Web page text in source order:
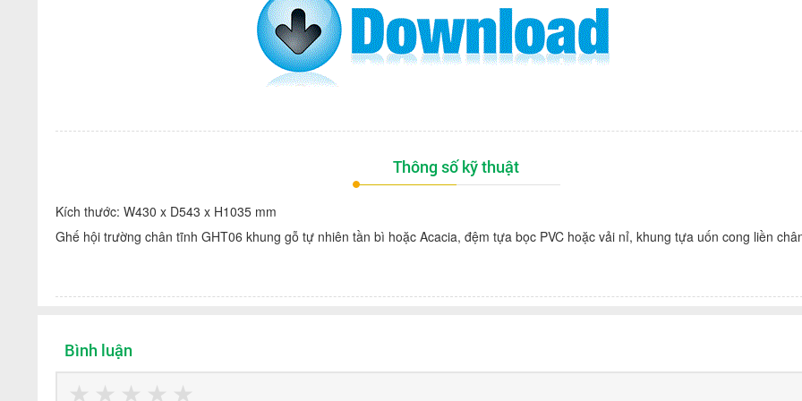
Thông số kỹ thuật
Kích thước: W430 x D543 x H1035 mm
Ghế hội trường chân tĩnh GHT06 khung gỗ tự nhiên tần bì hoặc Acacia, đệm tựa bọc PVC hoặc vải nỉ, khung tựa uốn cong liền
Bình luận
★
★
★
★
★